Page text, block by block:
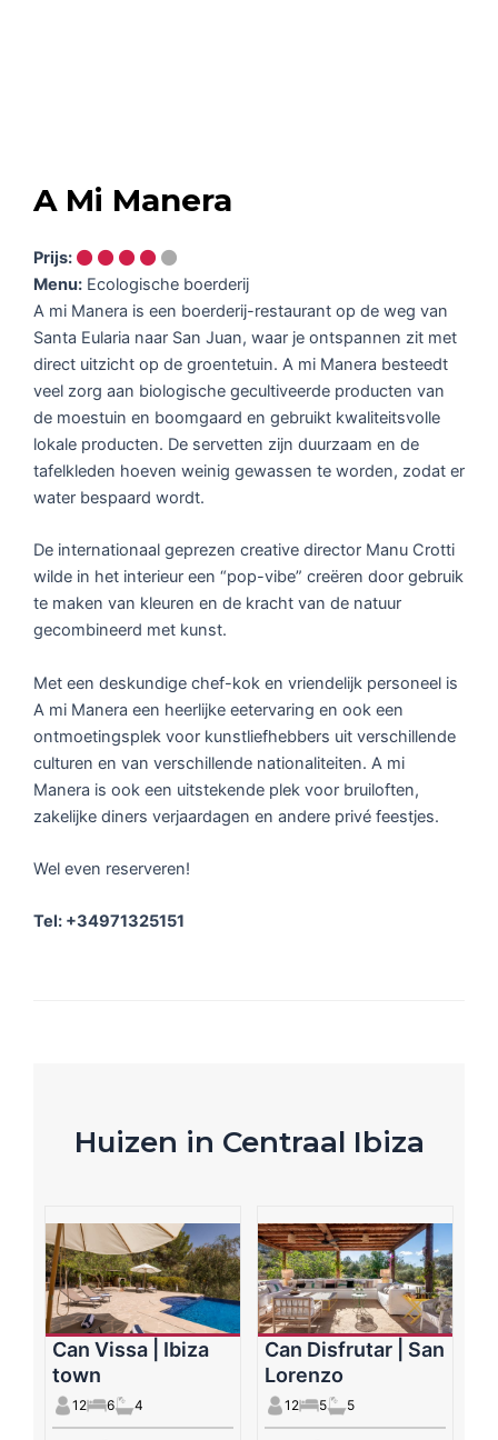
A Mi Manera
Prijs:
Menu: Ecologische boerderij
A mi Manera is een boerderij-restaurant op de weg van
Santa Eularia naar San Juan, waar je ontspannen zit met
direct uitzicht op de groentetuin. A mi Manera besteedt
veel zorg aan biologische gecultiveerde producten van
de moestuin en boomgaard en gebruikt kwaliteitsvolle
lokale producten. De servetten zijn duurzaam en de
tafelkleden hoeven weinig gewassen te worden, zodat er
water bespaard wordt.
De internationaal geprezen creative director Manu Crotti
wilde in het interieur een “pop-vibe” creëren door gebruik
te maken van kleuren en de kracht van de natuur
gecombineerd met kunst.
Met een deskundige chef-kok en vriendelijk personeel is
A mi Manera een heerlijke eetervaring en ook een
ontmoetingsplek voor kunstliefhebbers uit verschillende
culturen en van verschillende nationaliteiten. A mi
Manera is ook een uitstekende plek voor bruiloften,
zakelijke diners verjaardagen en andere privé feestjes.
Wel even reserveren!
Tel: +34971325151
Huizen in Centraal Ibiza
Can Vissa | Ibiza
town
12 6 4
Can Disfrutar | San
Lorenzo
12 5 5